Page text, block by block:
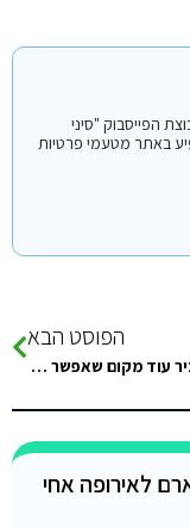
הפייסבוק "סיני
לא מופיע באתר מטעמי פרטיות
הפוסט הבא
מישהו שמכיר עוד מקום שאפשר לסגור בו חופשה בטאבה שזה לא בוקינג? או מישהו שמכיר אנשים שסגרו ולא נוסעים?
לאירופה אחי